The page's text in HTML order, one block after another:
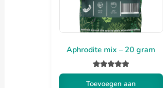
Aphrodite mix – 20 gram
Gewaardeerd
5.00uit 5
Toevoegen aan